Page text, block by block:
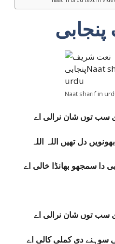
Naat sharif in
سب توں شان نرالی اے
دل تھیں اللہ اللہ
سمجھو بھانڈا خالی اے
سب توں شان نرالی اے
سوہنے دی کملی کالی اے